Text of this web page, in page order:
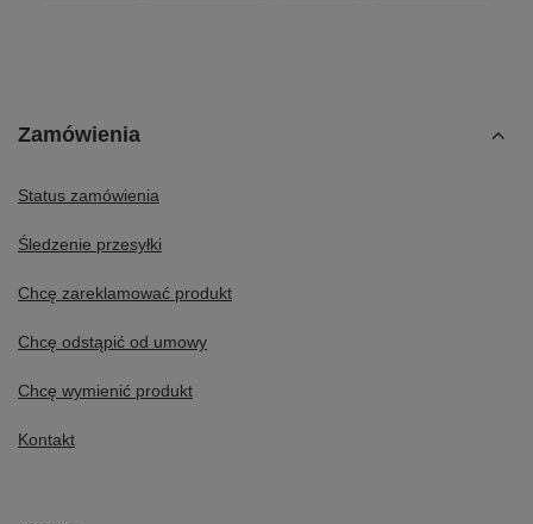
Zamówienia
Status zamówienia
Śledzenie przesyłki
Chcę zareklamować produkt
Chcę odstąpić od umowy
Chcę wymienić produkt
Kontakt